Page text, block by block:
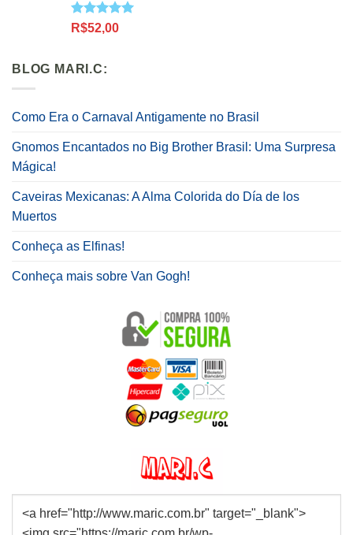
R$36,90.
Avaliação
R$52,00
BLOG MARI.C:
Como Era o Carnaval Antigamente no Brasil
Gnomos Encantados no Big Brother Brasil: Uma Surpresa
Mágica!
Caveiras Mexicanas: A Alma Colorida do Día de los
Muertos
Conheça as Elfinas!
Conheça mais sobre Van Gogh!